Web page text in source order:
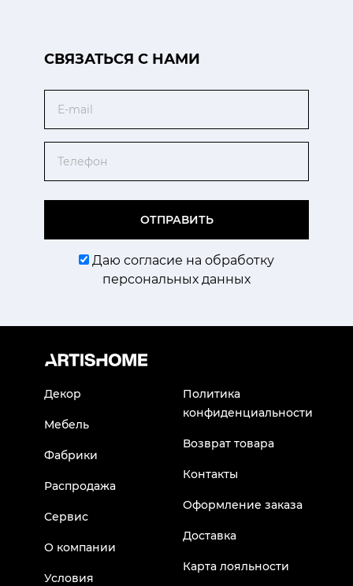
CВЯЗАТЬСЯ С НАМИ
ОТПРАВИТЬ
Даю согласие на обработку
персональных данных
Декор
Мебель
Фабрики
Распродажа
Сервис
О компании
Условия
Политика
конфиденциальности
Возврат товара
Контакты
Оформление заказа
Доставка
Карта лояльности